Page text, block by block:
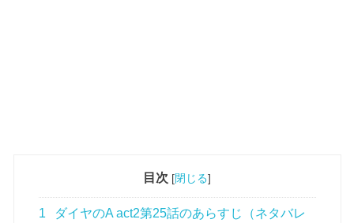
目次 [閉じる]
1
ダイヤのA act2第25話のあらすじ（ネタバレ